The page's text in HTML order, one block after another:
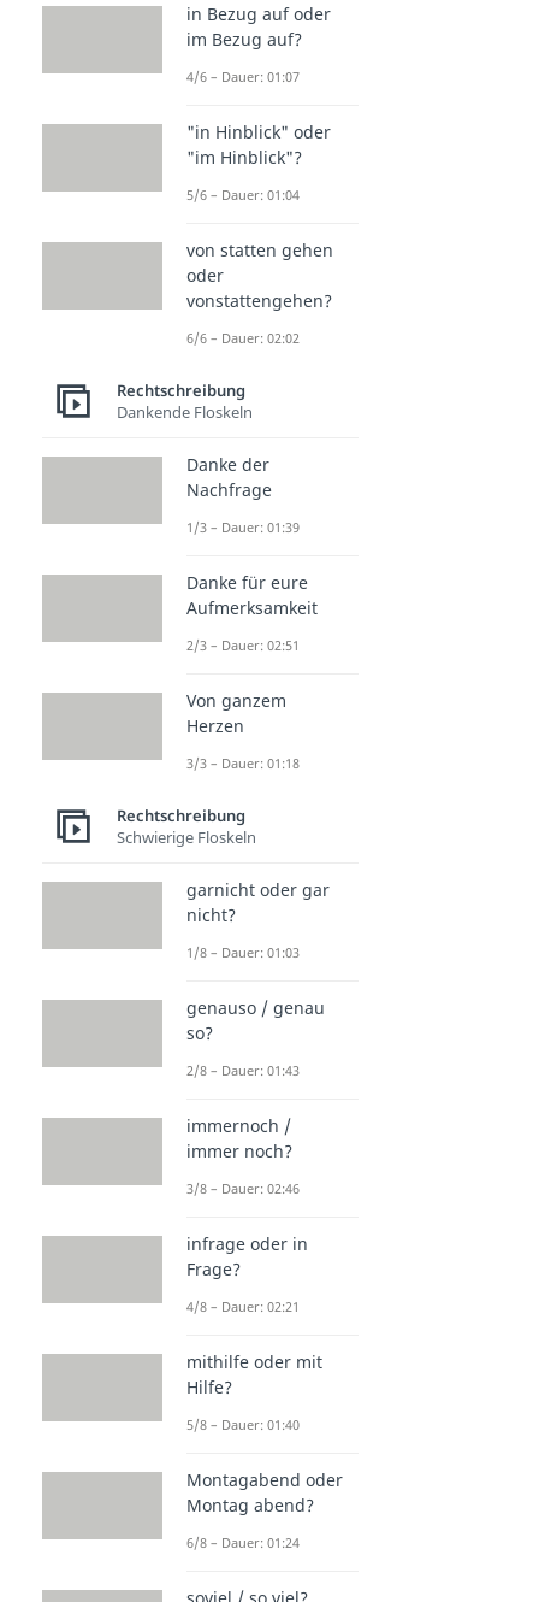
in Bezug auf oder
im Bezug auf?
4/6 – Dauer: 01:07
"in Hinblick" oder
"im Hinblick"?
5/6 – Dauer: 01:04
von statten gehen
oder
vonstattengehen?
6/6 – Dauer: 02:02
Rechtschreibung
Dankende Floskeln
Danke der
Nachfrage
1/3 – Dauer: 01:39
Danke für eure
Aufmerksamkeit
2/3 – Dauer: 02:51
Von ganzem
Herzen
3/3 – Dauer: 01:18
Rechtschreibung
Schwierige Floskeln
garnicht oder gar
nicht?
1/8 – Dauer: 01:03
genauso / genau
so?
2/8 – Dauer: 01:43
immernoch /
immer noch?
3/8 – Dauer: 02:46
infrage oder in
Frage?
4/8 – Dauer: 02:21
mithilfe oder mit
Hilfe?
5/8 – Dauer: 01:40
Montagabend oder
Montag abend?
6/8 – Dauer: 01:24